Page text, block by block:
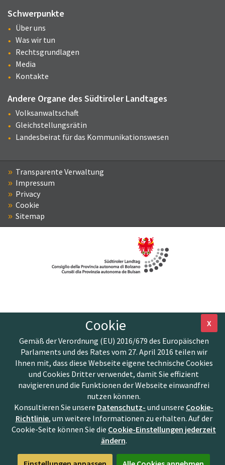
Schwerpunkte
Über uns
Was wir tun
Rechtsgrundlagen
Media
Kontakte
Andere Organe des Südtiroler Landtages
Volksanwaltschaft
Gleichstellungsrätin
Landesbeirat für das Kommunikationswesen
Transparente Verwaltung
Impressum
Privacy
Cookie
Sitemap
X
Cookie
Gemäß der Verordnung (EU) 2016/679 des Europäischen
Parlaments und des Rates vom 27. April 2016 teilen wir
Ihnen mit, dass diese Webseite eigene technische Cookies
und Cookies Dritter verwendet, damit Sie effizient
navigieren und die Funktionen der Webseite einwandfrei
nutzen können.
Konsultieren Sie unsere Datenschutz- und unsere Cookie-
Richtlinie, um weitere Informationen zu erhalten. Auf der
Cookie-Seite können Sie die Cookie-Einstellungen jederzeit
ändern.